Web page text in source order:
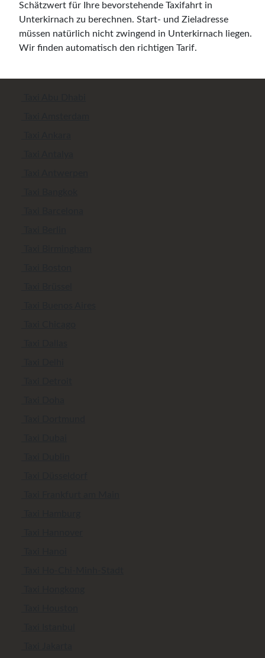
Schätzwert für Ihre bevorstehende Taxifahrt in
Unterkirnach zu berechnen. Start- und Zieladresse
müssen natürlich nicht zwingend in Unterkirnach liegen.
Wir finden automatisch den richtigen Tarif.